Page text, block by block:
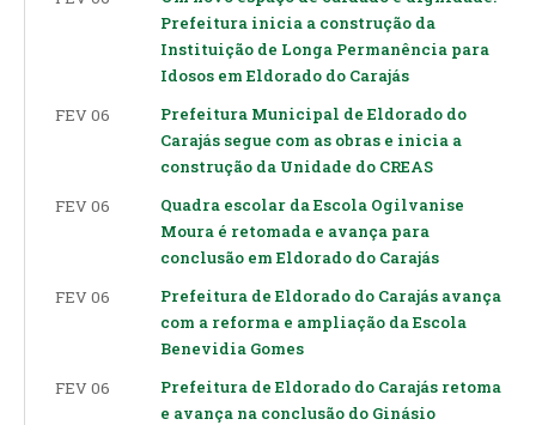
Prefeitura inicia a construção da
Instituição de Longa Permanência para
Idosos em Eldorado do Carajás
FEV 06
Prefeitura Municipal de Eldorado do
Carajás segue com as obras e inicia a
construção da Unidade do CREAS
FEV 06
Quadra escolar da Escola Ogilvanise
Moura é retomada e avança para
conclusão em Eldorado do Carajás
FEV 06
Prefeitura de Eldorado do Carajás avança
com a reforma e ampliação da Escola
Benevidia Gomes
FEV 06
Prefeitura de Eldorado do Carajás retoma
e avança na conclusão do Ginásio